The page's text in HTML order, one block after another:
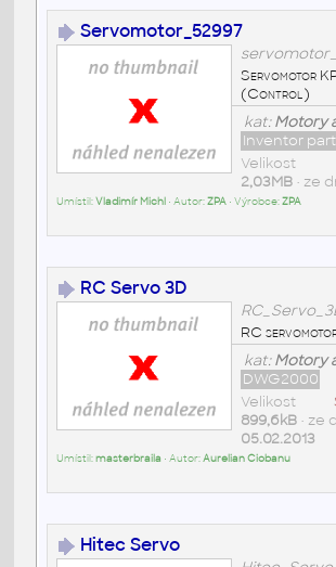
Servomotor_52997
Servomotor
(Control)
kat:Motory
Inventor
Velikost
2,03MB• ze
Umístil:Vladimír Michl • Autor:ZPA• Výrobce:ZPA
RC Servo 3D
RC
kat:Motory
DWG2000
Velikost
899,6kB• ze
05.02.2013
Umístil:masterbraila • Autor:Aurelian Ciobanu
Hitec Servo